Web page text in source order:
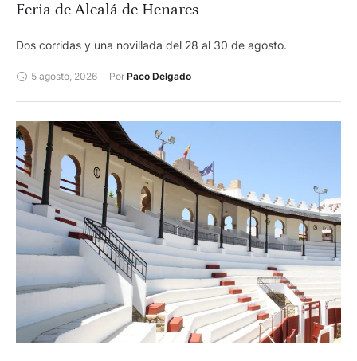
Feria de Alcalá de Henares
Dos corridas y una novillada del 28 al 30 de agosto.
5 agosto, 2026 Por Paco Delgado